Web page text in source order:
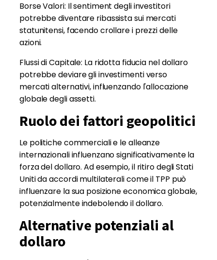
Borse Valori: Il sentiment degli investitori
potrebbe diventare ribassista sui mercati
statunitensi, facendo crollare i prezzi delle
azioni.
Flussi di Capitale: La ridotta fiducia nel dollaro
potrebbe deviare gli investimenti verso
mercati alternativi, influenzando l'allocazione
globale degli assetti.
Ruolo dei fattori geopolitici
Le politiche commerciali e le alleanze
internazionali influenzano significativamente la
forza del dollaro. Ad esempio, il ritiro degli Stati
Uniti da accordi multilaterali come il TPP può
influenzare la sua posizione economica globale,
potenzialmente indebolendo il dollaro.
Alternative potenziali al
dollaro